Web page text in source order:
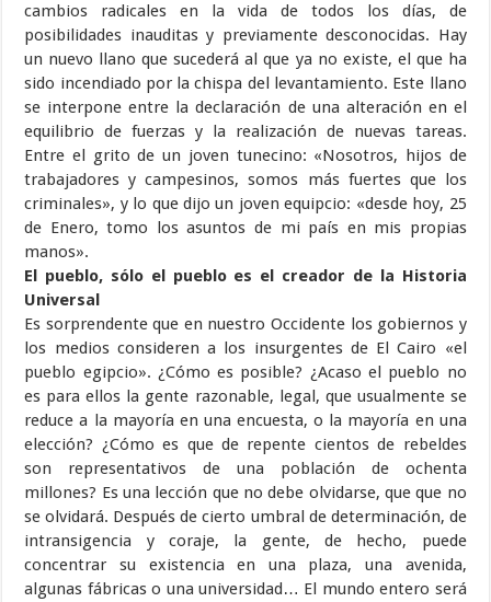
cambios radicales en la vida de todos los días, de
posibilidades inauditas y previamente desconocidas. Hay
un nuevo llano que sucederá al que ya no existe, el que ha
sido incendiado por la chispa del levantamiento. Este llano
se interpone entre la declaración de una alteración en el
equilibrio de fuerzas y la realización de nuevas tareas.
Entre el grito de un joven tunecino: «Nosotros, hijos de
trabajadores y campesinos, somos más fuertes que los
criminales», y lo que dijo un joven equipcio: «desde hoy, 25
de Enero, tomo los asuntos de mi país en mis propias
manos».
El pueblo, sólo el pueblo es el creador de la Historia
Universal
Es sorprendente que en nuestro Occidente los gobiernos y
los medios consideren a los insurgentes de El Cairo «el
pueblo egipcio». ¿Cómo es posible? ¿Acaso el pueblo no
es para ellos la gente razonable, legal, que usualmente se
reduce a la mayoría en una encuesta, o la mayoría en una
elección? ¿Cómo es que de repente cientos de rebeldes
son representativos de una población de ochenta
millones? Es una lección que no debe olvidarse, que que no
se olvidará. Después de cierto umbral de determinación, de
intransigencia y coraje, la gente, de hecho, puede
concentrar su existencia en una plaza, una avenida,
algunas fábricas o una universidad… El mundo entero será